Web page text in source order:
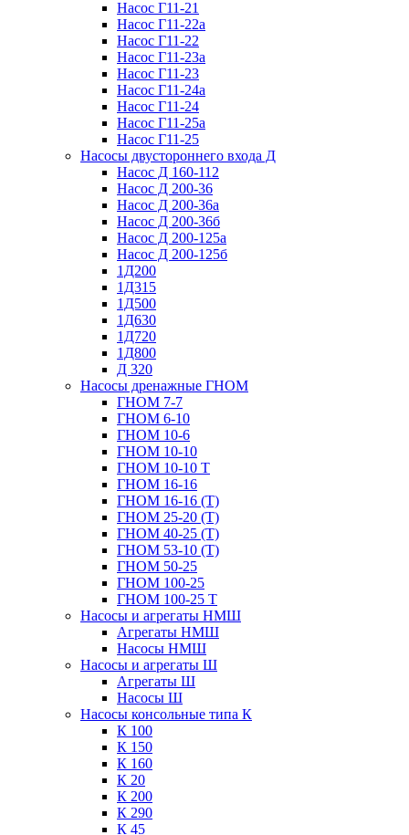
Насос Г11-21
Насос Г11-22а
Насос Г11-22
Насос Г11-23а
Насос Г11-23
Насос Г11-24а
Насос Г11-24
Насос Г11-25а
Насос Г11-25
Насосы двустороннего входа Д
Насос Д 160-112
Насос Д 200-36
Насос Д 200-36а
Насос Д 200-36б
Насос Д 200-125а
Насос Д 200-125б
1Д200
1Д315
1Д500
1Д630
1Д720
1Д800
Д 320
Насосы дренажные ГНОМ
ГНОМ 7-7
ГНОМ 6-10
ГНОМ 10-6
ГНОМ 10-10
ГНОМ 10-10 Т
ГНОМ 16-16
ГНОМ 16-16 (Т)
ГНОМ 25-20 (Т)
ГНОМ 40-25 (Т)
ГНОМ 53-10 (Т)
ГНОМ 50-25
ГНОМ 100-25
ГНОМ 100-25 Т
Насосы и агрегаты НМШ
Агрегаты НМШ
Насосы НМШ
Насосы и агрегаты Ш
Агрегаты Ш
Насосы Ш
Насосы консольные типа К
К 100
К 150
К 160
К 20
К 200
К 290
К 45